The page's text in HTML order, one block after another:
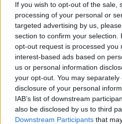
If you wish to opt-out of the sale,
processing of your personal or
targeted advertising by us,
section to confirm your selection.
opt-out request is processed you
interest-based ads based on
us or personal information
your opt-out. You may
disclosure of your personal
IAB’s list of downstream
also be disclosed by us to third
Downstream Participants that
F
a
ce
b
o
o
k
T
w
it
te
r
Pi
n
te
re
st
W
h
at
s
A
p
p
Articolo
Prossimo
NOTIZIE RECENTI